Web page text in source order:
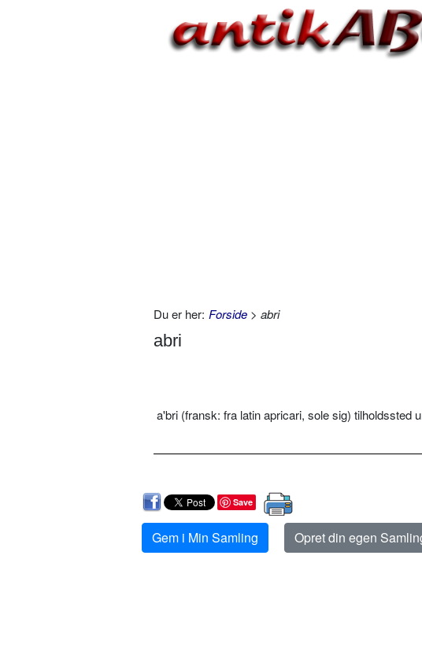
Du er her: Forside > abri
abri
a'bri (fransk: fra latin apricari, sole sig) tilholdssted
Save
Gem i Min Samling Opret din egen